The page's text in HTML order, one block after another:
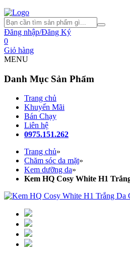
Đăng nhập/Đăng Ký
0
Giỏ hàng
MENU
Danh Mục Sản Phẩm
Trang chủ
Khuyến Mãi
Bán Chạy
Liên hệ
0975.151.262
Trang chủ»
Chăm sóc da mặt»
Kem dưỡng da»
Kem HQ Cosy White H1